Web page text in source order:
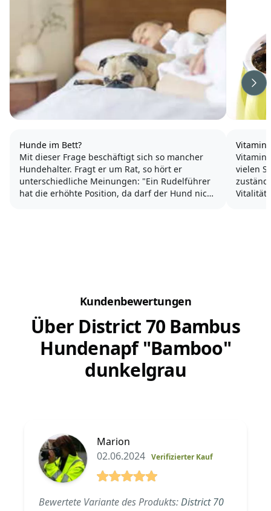
Hunde im Bett?
Mit dieser Frage beschäftigt sich so mancher
Hundehalter. Fragt er um Rat, so hört er
unterschiedliche Meinungen: "Ein Rudelführer
hat die erhöhte Position, da darf der Hund nicht
vielen
Kundenbewertungen
Über District 70 Bambus
Hundenapf "Bamboo"
dunkelgrau
Marion
02.06.2024 Verifizierter Kauf
Bewertete Variante des Produkts:District 70